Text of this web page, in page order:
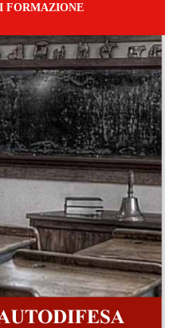
FORMAZIONE